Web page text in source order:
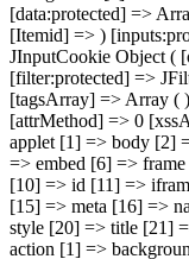
[data:protected] =>
[Itemid] => )
JInputCookie Object (
[filter:protected] =>
[tagsArray] => Array (
[attrMethod] => 0
applet [1] => body [2]
=> embed [6] =>
[10] => id [11] =>
[15] => meta [16] =>
style [20] => title [21]
action [1] =>